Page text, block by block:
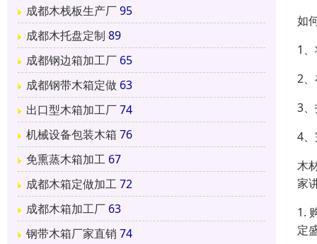
成都木栈板生产厂95
成都木托盘定制 89
成都钢边箱加工厂 65
成都钢带木箱定做 63
出口型木箱加工厂74
机械设备包装木箱 76
免熏蒸木箱加工 67
成都木箱定做加工72
成都木箱加工厂 63
钢带木箱厂家直销 74
如
1
2
3
4
木
家
1.
定